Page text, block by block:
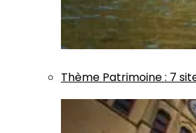
Thème Patrimoine: 7